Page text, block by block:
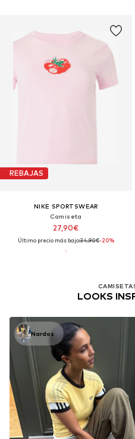
REBAJAS
NIKE SPORTSWEAR
Camiseta
27,90€
Último precio más bajo:34,90€-20%
LOOKS
Nardos